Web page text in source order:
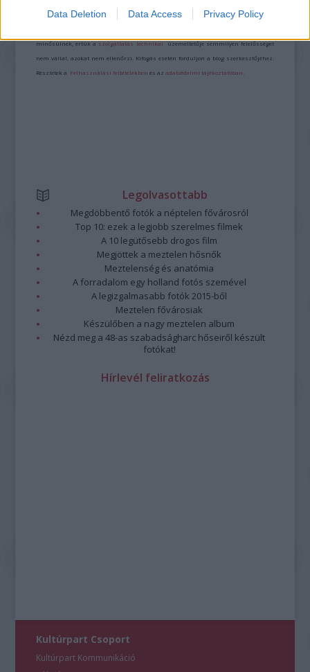
Data Deletion Data Access Privacy Policy
Kommentek:
minősülnek, értük aszolgáltatás technikaiüzemeltetője semmilyen felelősséget
nem vállal, azokat nem ellenőrzi. Kifogás esetén forduljon a blog szerkesztőjéhez.
Részletek a Felhasználási feltételekben és azadatvédelmi tájékoztatóban
Legolvasottabb
Megdöbbentő fotók a néptelen fővárosról
Top 10: ezek a legjobb szerelmes filmek
A 10 legütősebb drogos film
Megjöttek a meztelen hősnők
Meztelenség és anatómia
A forradalom egy holland fotós szemével
A legizgalmasabb fotók 2015-ből
Meztelen fővárosiak
Készülőben a nagy meztelen album
Nézd meg a 48-as szabadságharc hőseiről készült
fotókat!
Hírlevél feliratkozás
Kultúrpart Csoport
Kultúrpart Kommunikáció